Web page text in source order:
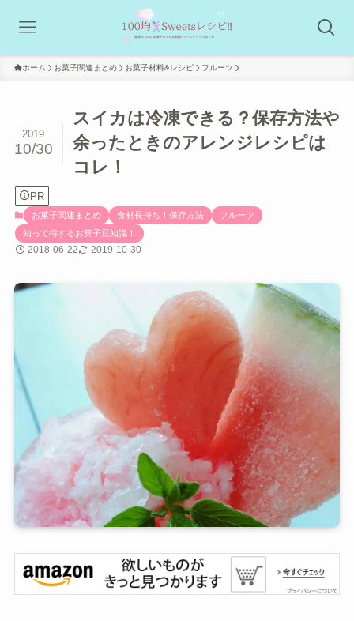
ホーム お菓子関連まとめ お菓子材料&レシピ フルーツ
スイカは冷凍できる？保存方法や
余ったときのアレンジレシピは
コレ！
2019
10/30
PR
お菓子関連まとめ 食材長持ち！保存方法
フルーツ
知って得するお菓子豆知識！
2018-06-22 2019-10-30